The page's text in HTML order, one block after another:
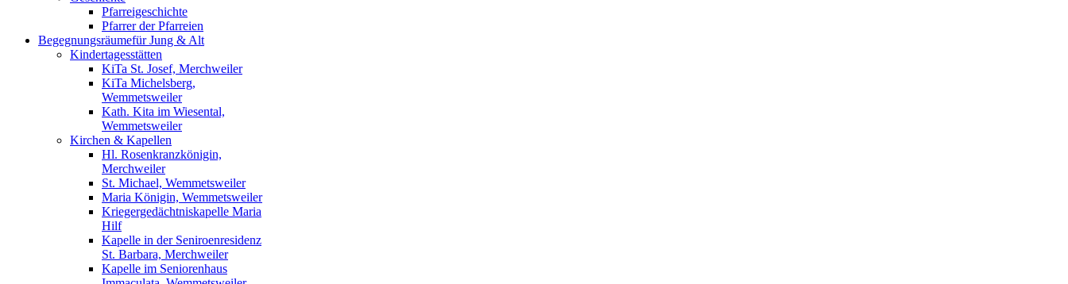
Pfarreigeschichte
Pfarrer der Pfarreien
Begegnungsräumefür Jung & Alt
Kindertagesstätten
KiTa St. Josef, Merchweiler
KiTa Michelsberg,
Wemmetsweiler
Kath. Kita im Wiesental,
Wemmetsweiler
Kirchen & Kapellen
Hl. Rosenkranzkönigin,
Merchweiler
St. Michael, Wemmetsweiler
Maria Königin, Wemmetsweiler
Kriegergedächtniskapelle Maria
Hilf
Kapelle in der Seniroenresidenz
St. Barbara, Merchweiler
Kapelle im Seniorenhaus